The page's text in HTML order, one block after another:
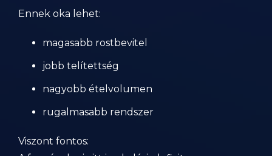
Ennek oka lehet:
magasabb rostbevitel
jobb telítettség
nagyobb ételvolumen
rugalmasabb rendszer
Viszont fontos: